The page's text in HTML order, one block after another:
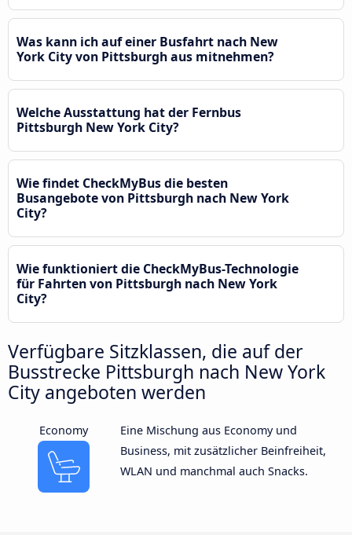
Was kann ich auf einer Busfahrt nach New
York City von Pittsburgh aus mitnehmen?
Welche Ausstattung hat der Fernbus
Pittsburgh New York City?
Wie findet CheckMyBus die besten
Busangebote von Pittsburgh nach New York
City?
Wie funktioniert die CheckMyBus-Technologie
für Fahrten von Pittsburgh nach New York
City?
Verfügbare Sitzklassen, die auf der
Busstrecke Pittsburgh nach New York
City angeboten werden
Economy
Eine Mischung aus Economy und
Business, mit zusätzlicher Beinfreiheit,
WLAN und manchmal auch Snacks.